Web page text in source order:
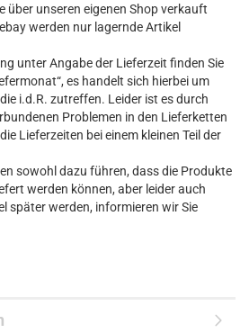
über unseren eigenen Shop verkauft
werden nur lagernde Artikel
unter Angabe der Lieferzeit finden Sie
es handelt sich hierbei um
i.d.R. zutreffen. Leider ist es durch
Problemen in den Lieferketten
Lieferzeiten bei einem kleinen Teil der
sowohl dazu führen, dass die Produkte
werden können, aber leider auch
später werden, informieren wir Sie